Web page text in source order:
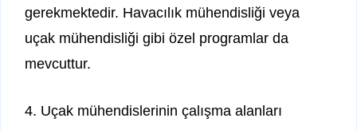
gerekmektedir. Havacılık mühendisliği veya
uçak mühendisliği gibi özel programlar da
mevcuttur.
4. Uçak mühendislerinin çalışma alanları